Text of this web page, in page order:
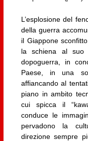
L’esplosione del
della guerra
il Giappone
la schiena al suo
dopoguerra, in
Paese, in una
affiancando al
piano in ambito
cui spicca il
conduce le
pervadono la
direzione sempre